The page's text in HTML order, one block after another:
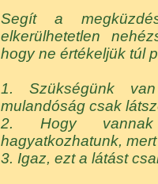
Segít a
elkerülhetetlen
hogy ne értékeljük túl
1. Szükségünk
mulandóság csak
2. Hogy vannak
hagyatkozhatunk,
3. Igaz, ezt a látást